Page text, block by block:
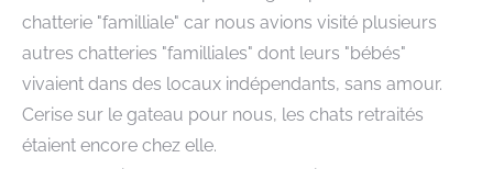
chatterie "familliale" car nous avions visité plusieurs
autres chatteries "familliales" dont leurs "bébés"
vivaient dans des locaux indépendants, sans amour.
Cerise sur le gateau pour nous, les chats retraités
étaient encore chez elle.